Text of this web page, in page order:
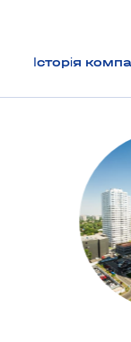
вам завжди
Історія